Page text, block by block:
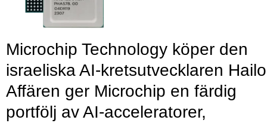
Microchip Technology köper den
israeliska AI-kretsutvecklaren
Affären ger Microchip en färdig
portfölj av AI-acceleratorer,